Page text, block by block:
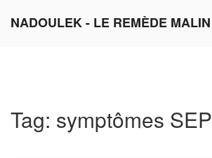
NADOULEK - LE REMÈDE MALIN
Tag: symptômes SEP